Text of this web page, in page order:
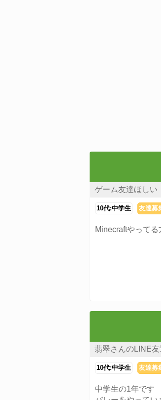
ゲーム友達ほしい
10代:中学生 友達募
Minecraftやってる
翡翠さんのLINE
10代:中学生 友達募
中学生の1年です